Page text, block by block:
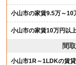
小山市の家賃9.5万～10
小山市の家賃10万円以
間
小山市1R～1LDKの賃貸